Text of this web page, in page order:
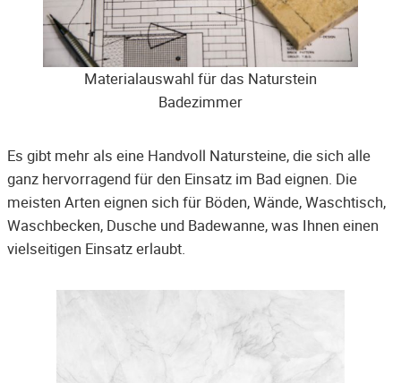
Materialauswahl für das Naturstein
Badezimmer
Es gibt mehr als eine Handvoll Natursteine, die sich alle
ganz hervorragend für den Einsatz im Bad eignen. Die
meisten Arten eignen sich für Böden, Wände, Waschtisch,
Waschbecken, Dusche und Badewanne, was Ihnen einen
vielseitigen Einsatz erlaubt.